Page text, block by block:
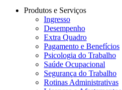
Produtos e Serviços
Ingresso
Desempenho
Extra Quadro
Pagamento e Benefícios
Psicologia do Trabalho
Saúde Ocupacional
Segurança do Trabalho
Rotinas Administrativas